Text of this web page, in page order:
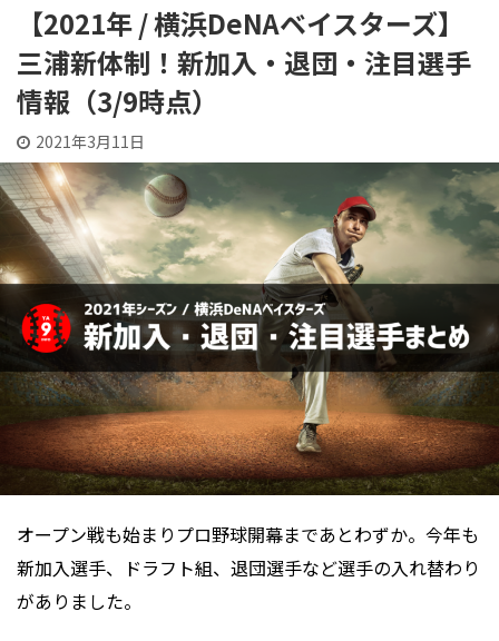
【2021年 / 横浜DeNAベイスターズ】
三浦新体制！新加入・退団・注目選手
情報（3/9時点）
2021年3月11日
オープン戦も始まりプロ野球開幕まであとわずか。今年も
新加入選手、ドラフト組、退団選手など選手の入れ替わり
がありました。